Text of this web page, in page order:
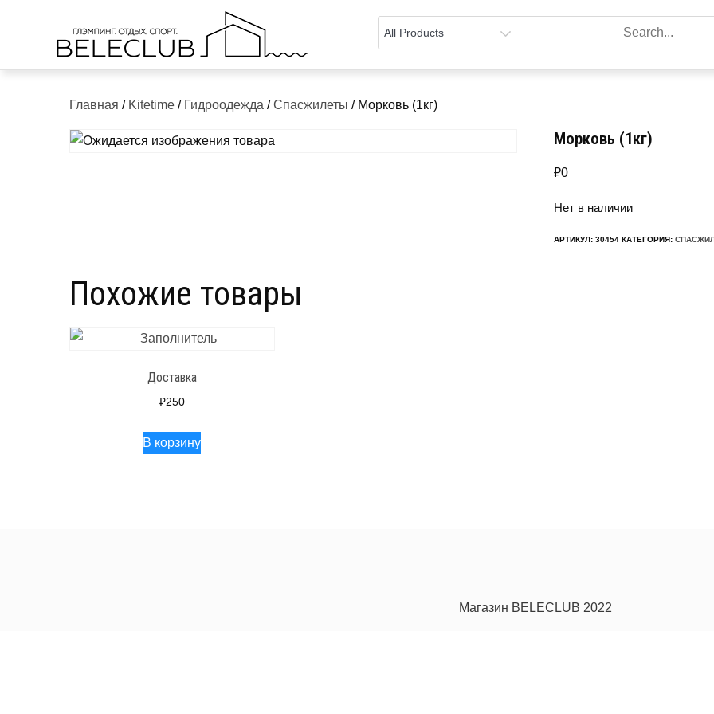
Главная / Kitetime / Гидроодежда /Спасжилеты / Морковь (1кг)
Морковь (1кг)
₽0
Нет в наличии
АРТИКУЛ:30454 КАТЕГОРИЯ:
Похожие товары
Доставка
₽250
В корзину
Магазин BELECLUB 2022